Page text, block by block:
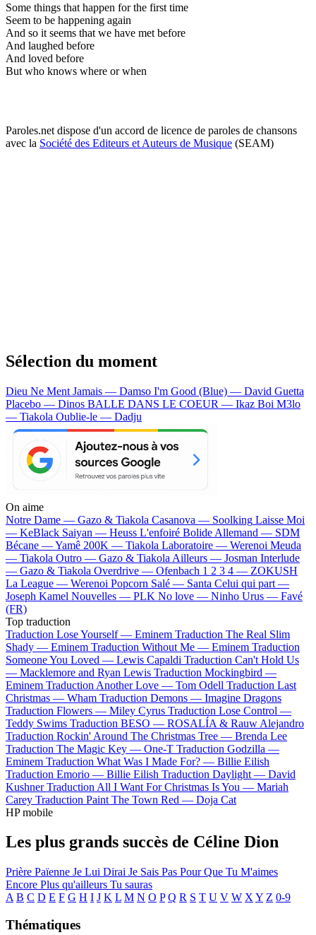
Some things that happen for the first time
Seem to be happening again
And so it seems that we have met before
And laughed before
And loved before
But who knows where or when
Paroles.net dispose d'un accord de licence de paroles de chansons
avec la Société des Editeurs et Auteurs de Musique (SEAM)
Sélection du moment
Dieu Ne Ment Jamais — Damso I'm Good (Blue) — David Guetta
Placebo — Dinos BALLE DANS LE COEUR — Ikaz Boi M3lo
— Tiakola Oublie-le — Dadju
On aime
Notre Dame — Gazo & Tiakola Casanova — Soolking Laisse Moi
— KeBlack Saiyan — Heuss L'enfoiré Bolide Allemand — SDM
Bécane —Yamê 200K — Tiakola Laboratoire — Werenoi Meuda
— Tiakola Outro — Gazo & Tiakola Ailleurs — Josman Interlude
— Gazo & Tiakola Overdrive — Ofenbach 1 2 3 4 — ZOKUSH
La League — Werenoi Popcorn Salé — Santa Celui qui part —
Joseph Kamel Nouvelles — PLK No love — Ninho Urus — Favé
(FR)
Top traduction
Traduction Lose Yourself — Eminem Traduction The Real Slim
Shady — Eminem Traduction Without Me — Eminem Traduction
Someone You Loved — Lewis Capaldi Traduction Can't Hold Us
— Macklemore and Ryan Lewis Traduction Mockingbird —
Eminem Traduction Another Love — Tom Odell Traduction Last
Christmas — Wham Traduction Demons — Imagine Dragons
Traduction Flowers — Miley Cyrus Traduction Lose Control —
Teddy Swims Traduction BESO — ROSALÍA & Rauw Alejandro
Traduction Rockin' Around The Christmas Tree — Brenda Lee
Traduction The Magic Key — One-T Traduction Godzilla —
Eminem Traduction What Was I Made For? — Billie Eilish
Traduction Emorio — Billie Eilish Traduction Daylight — David
Kushner Traduction All I Want For Christmas Is You — Mariah
Carey Traduction Paint The Town Red — Doja Cat
HP mobile
Les plus grands succès de Céline Dion
Prière Païenne Je Lui Dirai Je Sais Pas Pour Que Tu M'aimes
Encore Plus qu'ailleurs Tu sauras
A B C D E F G H I J K L M N O P Q R S T U V W X Y Z 0-9
Thématiques